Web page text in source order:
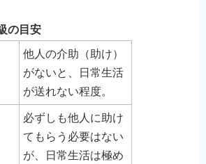
の目安
他人の介助（助け）
がないと、日常生活
が送れない程度。
必ずしも他人に助け
てもらう必要はない
が、日常生活は極め